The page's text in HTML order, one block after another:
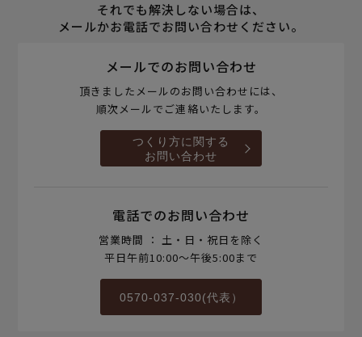
それでも解決しない場合は、
メールかお電話でお問い合わせください。
メールでのお問い合わせ
頂きましたメールのお問い合わせには、
順次メールでご連絡いたします。
つくり方に関する
お問い合わせ
電話でのお問い合わせ
営業時間 ： 土・日・祝日を除く
平日午前10:00～午後5:00まで
0570-037-030(代表）